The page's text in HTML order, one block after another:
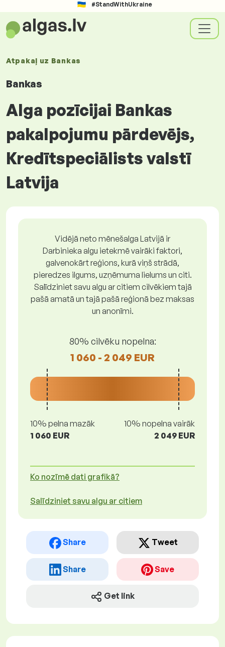
#StandWithUkraine
Atpakaļ uz Bankas
Bankas
Alga pozīcijai Bankas
pakalpojumu pārdevējs,
Kredītspeciālists valstī
Latvija
Vidējā neto mēnešalga Latvijā ir
Darbinieka algu ietekmē vairāki faktori,
galvenokārt reģions, kurā viņš strādā,
pieredzes ilgums, uzņēmuma lielums un citi.
Salīdziniet savu algu ar citiem cilvēkiem tajā
pašā amatā un tajā pašā reģionā bez maksas
un anonīmi.
80% cilvēku nopelna:
1 060 - 2 049 EUR
10% pelna mazāk
1 060 EUR
10% nopelna vairāk
2 049 EUR
Ko nozīmē dati grafikā?
Salīdziniet savu algu ar citiem
Share Tweet
Share Save
Get link